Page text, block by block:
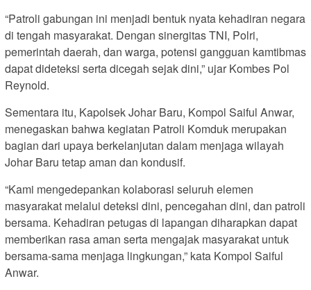
“Patroli gabungan ini menjadi bentuk nyata kehadiran negara
di tengah masyarakat. Dengan sinergitas TNI, Polri,
pemerintah daerah, dan warga, potensi gangguan kamtibmas
dapat dideteksi serta dicegah sejak dini,” ujar Kombes Pol
Reynold.
Sementara itu, Kapolsek Johar Baru, Kompol Saiful Anwar,
menegaskan bahwa kegiatan Patroli Komduk merupakan
bagian dari upaya berkelanjutan dalam menjaga wilayah
Johar Baru tetap aman dan kondusif.
“Kami mengedepankan kolaborasi seluruh elemen
masyarakat melalui deteksi dini, pencegahan dini, dan patroli
bersama. Kehadiran petugas di lapangan diharapkan dapat
memberikan rasa aman serta mengajak masyarakat untuk
bersama-sama menjaga lingkungan,” kata Kompol Saiful
Anwar.